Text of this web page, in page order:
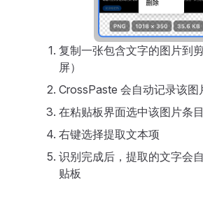
复制一张包含文字的图片到
屏）
CrossPaste 会自动记录该图
在粘贴板界面选中该图片条目
右键选择提取文本项
识别完成后，提取的文字会
贴板